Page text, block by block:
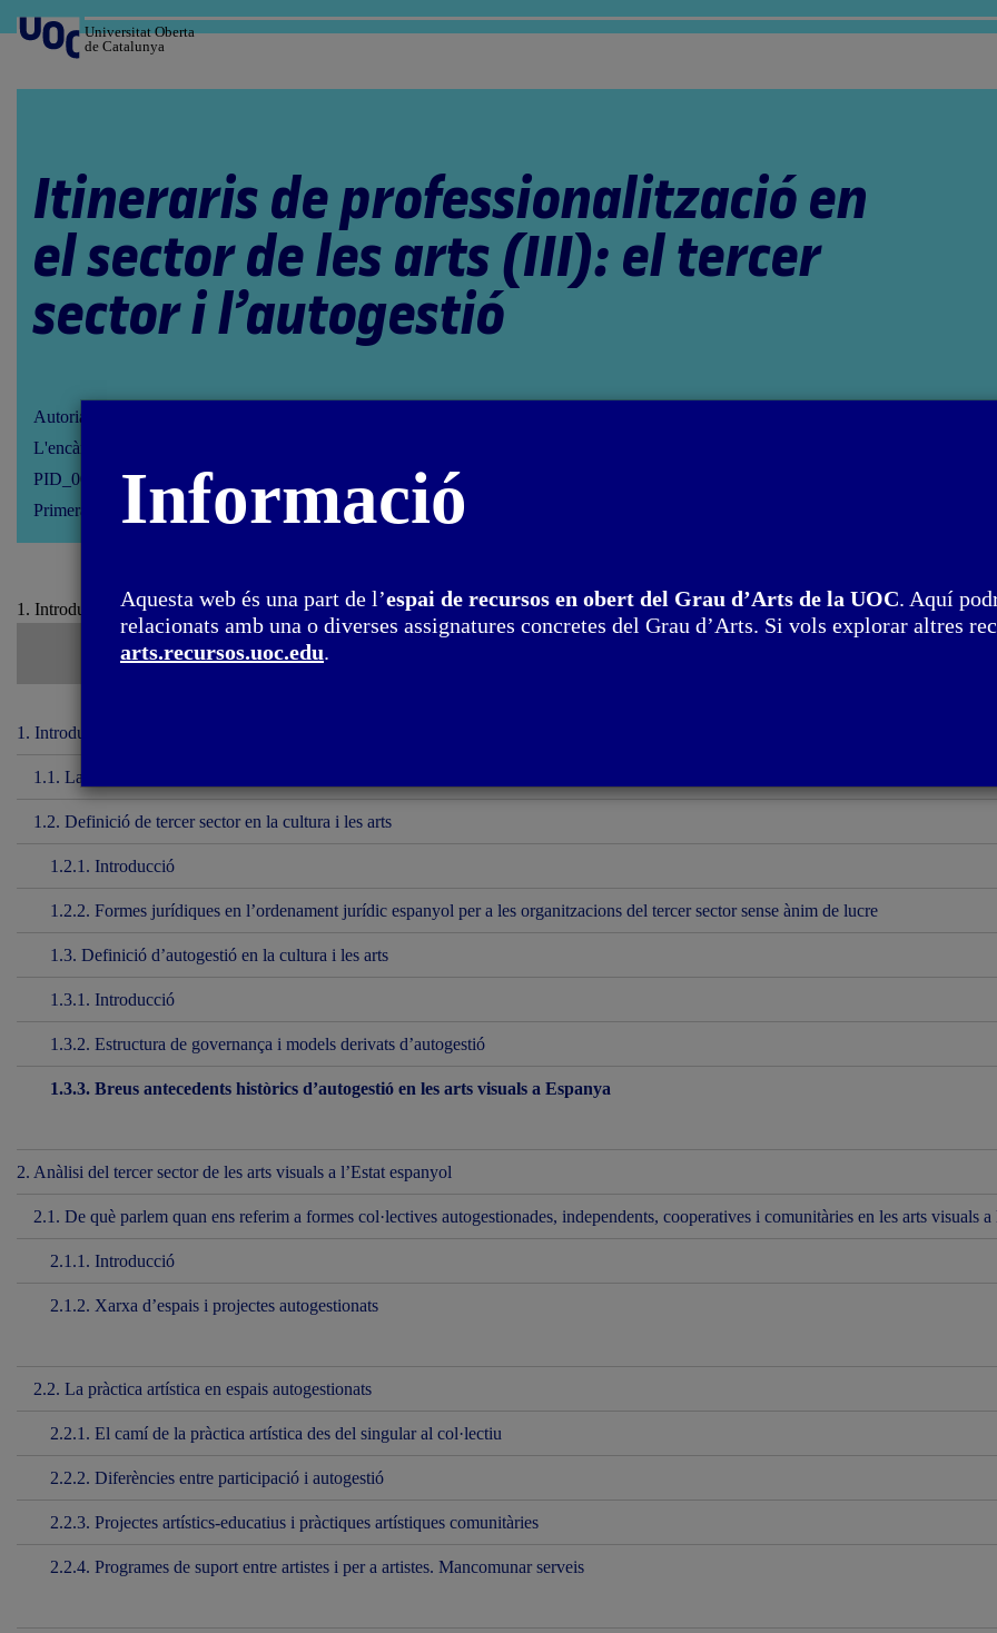
al
contingut
Universitat Oberta
de Catalunya
Itineraris de professionalització en
el sector de les arts (III): el tercer
sector i l’autogestió
Autoria: Montserrat Moliner Vicent
L'encàrrec i la creació d'aquest material docent han estat coordinats per la professora: Aida Sánchez de Serdio Martín
PID_00286595
Primera edició: setembre 2022
1. Introducció / 1.2. Definició de tercer sector en la cultura i les arts
1. Introducció
1.1. La importància de posar en valor la tasca del tercer sector i l’autogestió en el sector de les arts visuals
1.2. Definició de tercer sector en la cultura i les arts
1.2.1. Introducció
1.2.2. Formes jurídiques en l’ordenament jurídic espanyol per a les organitzacions del tercer sector sense ànim de lucre
1.3. Definició d’autogestió en la cultura i les arts
1.3.1. Introducció
1.3.2. Estructura de governança i models derivats d’autogestió
1.3.3. Breus antecedents històrics d’autogestió en les arts visuals a Espanya
2. Anàlisi del tercer sector de les arts visuals a l’Estat espanyol
2.1. De què parlem quan ens referim a formes col·lectives autogestionades, independents, cooperatives i comunitàries en les arts visuals a
2.1.1. Introducció
2.1.2. Xarxa d’espais i projectes autogestionats
2.2. La pràctica artística en espais autogestionats
2.2.1. El camí de la pràctica artística des del singular al col·lectiu
2.2.2. Diferències entre participació i autogestió
2.2.3. Projectes artístics-educatius i pràctiques artístiques comunitàries
2.2.4. Programes de suport entre artistes i per a artistes. Mancomunar serveis
Informació
Aquesta web és una part de l’espai de recursos en obert del Grau d’Arts de la UOC. Aquí
relacionats amb una o diverses assignatures concretes del Grau d’Arts. Si vols explorar altres
arts.recursos.uoc.edu.